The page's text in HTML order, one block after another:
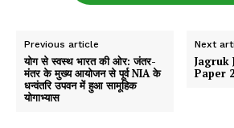
Previous article
योग से स्वस्थ भारत की ओर: जंतर-
मंतर के मुख्य आयोजन से पूर्व NIA के
धन्वंतरि उपवन में हुआ सामूहिक
योगाभ्यास
Next
Jagruk
Paper